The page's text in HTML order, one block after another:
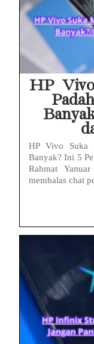
HP
HP Vivo Suka
Banyak? Ini 5
Rahmat
membalas chat